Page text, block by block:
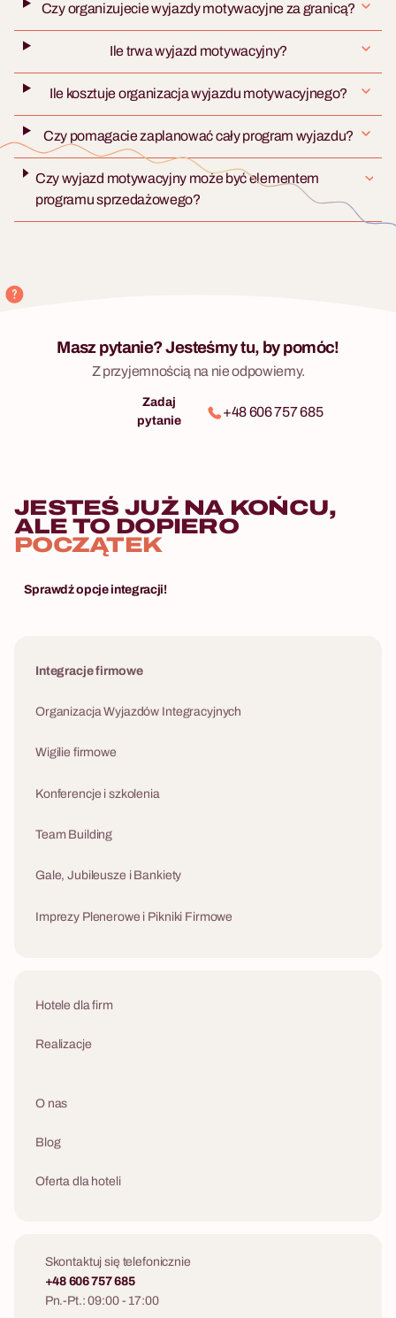
Czy organizujecie wyjazdy motywacyjne za granicą?
Ile trwa wyjazd motywacyjny?
Ile kosztuje organizacja wyjazdu motywacyjnego?
Czy pomagacie zaplanować cały program wyjazdu?
Czy wyjazd motywacyjny może być elementem
programu sprzedażowego?
Masz pytanie? Jesteśmy tu, by pomóc!
Z przyjemnością na nie odpowiemy.
Zadaj
pytanie
+48 606 757 685
JESTEŚ JUŻ NA KOŃCU,
ALE TO DOPIERO
POCZĄTEK
Sprawdź opcje integracji!
Integracje firmowe
Organizacja Wyjazdów Integracyjnych
Wigilie firmowe
Konferencje i szkolenia
Team Building
Gale, Jubileusze i Bankiety
Imprezy Plenerowe i Pikniki Firmowe
Hotele dla firm
Realizacje
O nas
Blog
Oferta dla hoteli
Skontaktuj się telefonicznie
+48 606 757 685
Pn.-Pt.: 09:00 - 17:00